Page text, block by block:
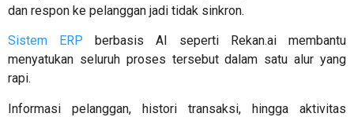
dan respon ke pelanggan jadi tidak sinkron.
Sistem ERP berbasis AI seperti Rekan.ai membantu
menyatukan seluruh proses tersebut dalam satu alur yang
rapi.
Informasi pelanggan, histori transaksi, hingga aktivitas